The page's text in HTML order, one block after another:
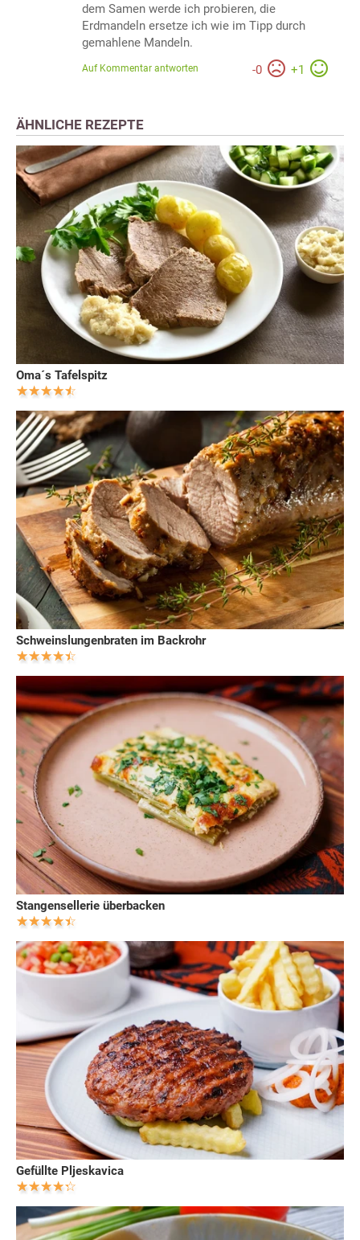
dem Samen werde ich probieren, die
Erdmandeln ersetze ich wie im Tipp durch
gemahlene Mandeln.
-0 +1
Auf Kommentar antworten
ÄHNLICHE REZEPTE
Oma´s Tafelspitz
Schweinslungenbraten im Backrohr
Stangensellerie überbacken
Gefüllte Pljeskavica